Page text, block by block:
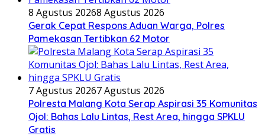
8 Agustus 20268 Agustus 2026
Gerak Cepat Respons Aduan Warga, Polres
Pamekasan Tertibkan 62 Motor
7 Agustus 20267 Agustus 2026
Polresta Malang Kota Serap Aspirasi 35 Komunitas
Ojol: Bahas Lalu Lintas, Rest Area, hingga SPKLU
Gratis